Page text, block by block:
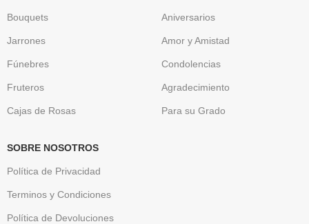
Bouquets
Jarrones
Fúnebres
Fruteros
Cajas de Rosas
Aniversarios
Amor y Amistad
Condolencias
Agradecimiento
Para su Grado
SOBRE NOSOTROS
Política de Privacidad
Terminos y Condiciones
Política de Devoluciones